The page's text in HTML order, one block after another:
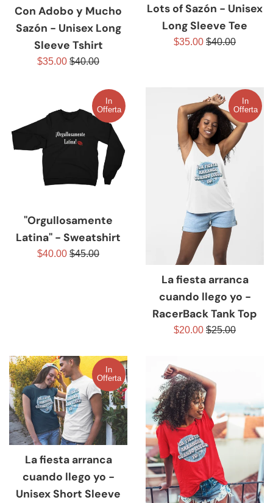
Con Adobo y Mucho
Sazón - Unisex Long
Sleeve Tshirt
Prezzo
$35.00 Prezzo
$40.00
Lots of Sazón - Unisex
Long Sleeve Tee
Prezzo
$35.00 Prezzo
$40.00
"Orgullosamente
Latina" - Sweatshirt
Prezzo
$40.00 Prezzo
$45.00
In
Offerta
La fiesta arranca
cuando llego yo -
RacerBack Tank Top
Prezzo
$20.00 Prezzo
$25.00
In
Offerta
La fiesta arranca
cuando llego yo -
Unisex Short Sleeve
In
Offerta